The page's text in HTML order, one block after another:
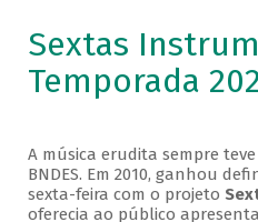
Sextas
Temporada
A música erudita sempre
BNDES. Em 2010, ganhou
sexta-feira com o projeto
oferecia ao público